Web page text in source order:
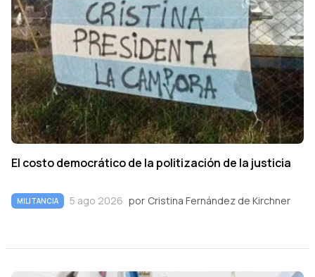
El costo democrático de la politización de la justicia
MILITANCIA 5 ago 2026 por Cristina Fernández de Kirchner